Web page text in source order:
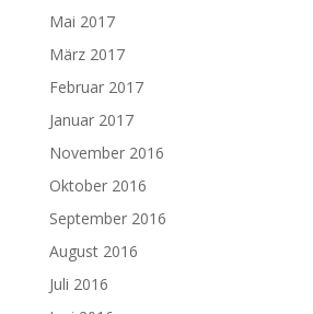
Mai 2017
März 2017
Februar 2017
Januar 2017
November 2016
Oktober 2016
September 2016
August 2016
Juli 2016